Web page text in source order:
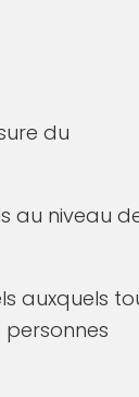
du
au niveau
auxquels